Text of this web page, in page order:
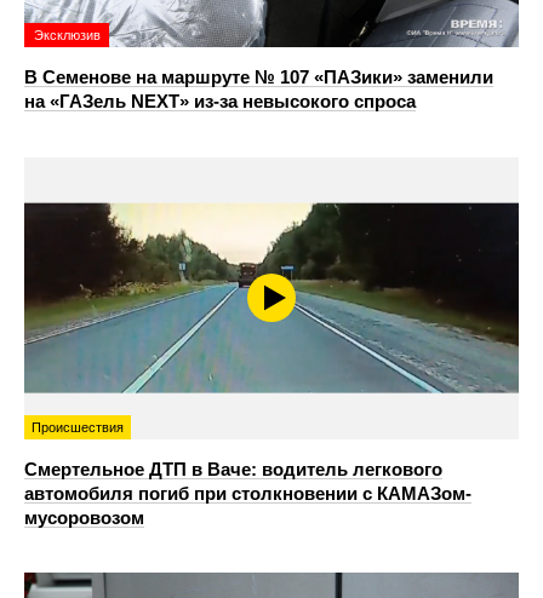
Эксклюзив
В Семенове на маршруте № 107 «ПАЗики» заменили
на «ГАЗель NEXT» из‑за невысокого спроса
Происшествия
Смертельное ДТП в Ваче: водитель легкового
автомобиля погиб при столкновении с КАМАЗом-
мусоровозом